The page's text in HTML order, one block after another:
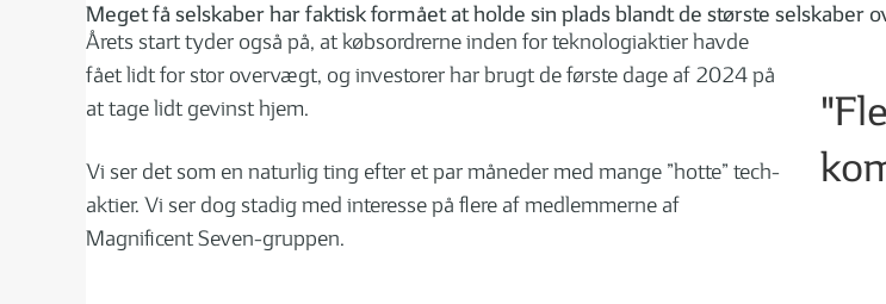
Meget få selskaber har faktisk formået at holde sin plads blandt de største selskaber
Årets start tyder også på, at købsordrerne inden for teknologiaktier havde
fået lidt for stor overvægt, og investorer har brugt de første dage af 2024 på
at tage lidt gevinst hjem.
Vi ser det som en naturlig ting efter et par måneder med mange ”hotte” tech-
aktier. Vi ser dog stadig med interesse på flere af medlemmerne af
Magnificent Seven-gruppen.